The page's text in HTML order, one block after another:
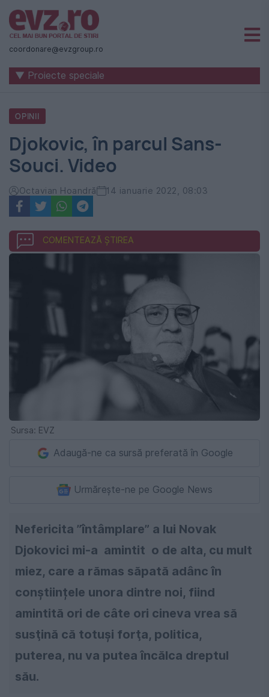
Știri
naționale
internaționale
România
-
Evenimentul
Zilei
coordonare@evzgroup.ro
▼ Proiecte speciale
OPINII
Djokovic, în parcul Sans-
Souci. Video
Octavian Hoandră 14 ianuarie 2022, 08:03
COMENTEAZĂ ȘTIREA
Sursa: EVZ
Adaugă-ne ca sursă preferată în Google
Urmărește-ne pe Google News
Nefericita ”întâmplare” a lui Novak
Djokovici mi-a amintit o de alta, cu mult
miez, care a rămas săpată adânc în
conștiințele unora dintre noi, fiind
amintită ori de câte ori cineva vrea să
susţină că totuşi forţa, politica,
puterea, nu va putea încălca dreptul
său.